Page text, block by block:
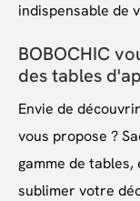
indispensable de
BOBOCHIC
des tables
Envie de
vous propose ?
gamme de
sublimer votre